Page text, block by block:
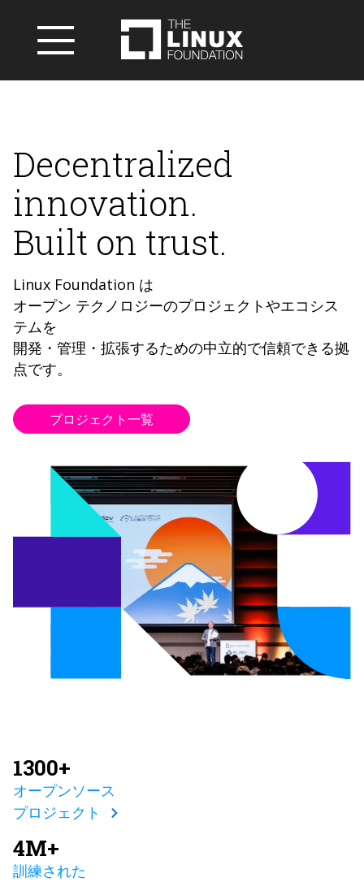
Decentralized
innovation.
Built on trust.
Linux Foundation は
オープン テクノロジーのプロジェクトやエコシス
テムを
開発・管理・拡張するための中立的で信頼できる拠
点です。
プロジェクト一覧
1300+
オープンソース
プロジェクト
4M+
訓練された